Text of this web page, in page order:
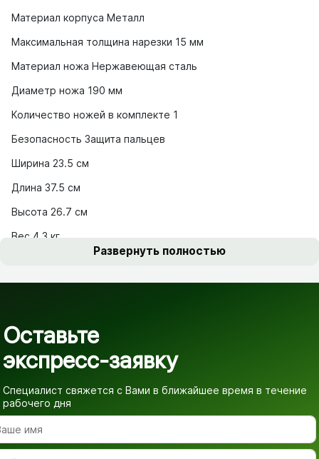
Материал корпуса Металл
Максимальная толщина нарезки 15 мм
Материал ножа Нержавеющая сталь
Диаметр ножа 190 мм
Количество ножей в комплекте 1
Безопасность Защита пальцев
Ширина 23.5 см
Длина 37.5 см
Высота 26.7 см
Вес 4.3 кг
Развернуть полностью
Оставьте
экспресс-заявку
Специалист свяжется с Вами в ближайшее время в течение
рабочего дня